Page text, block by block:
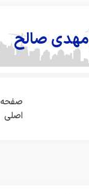
مهدی صالح
صفحه
اصلی